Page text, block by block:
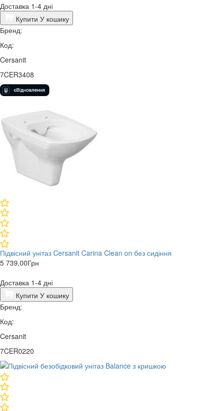
Доставка 1-4 дні
Купити У кошику
Бренд:
Код:
Cersanit
7CER3408
Підвісний унітаз Cersanit Carina Clean on без сидіння
5 739,00Грн
Доставка 1-4 дні
Купити У кошику
Бренд:
Код:
Cersanit
7CER0220